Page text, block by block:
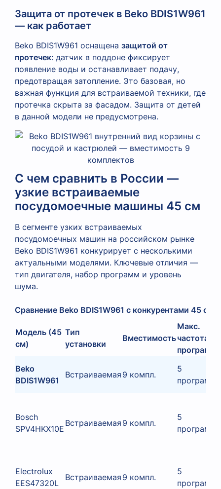
Защита от протечек в Beko BDIS1W961
— как работает
Beko BDIS1W961 оснащена защитой от
протечек: датчик в поддоне фиксирует
появление воды и останавливает подачу,
предотвращая затопление. Это базовая, но
важная функция для встраиваемой техники, где
протечка скрыта за фасадом. Защита от детей
в данной модели не предусмотрена.
С чем сравнить в России —
узкие встраиваемые
посудомоечные машины 45 см
В сегменте узких встраиваемых
посудомоечных машин на российском рынке
Beko BDIS1W961 конкурирует с несколькими
актуальными моделями. Ключевые отличия —
тип двигателя, набор программ и уровень
шума.
Сравнение Beko BDIS1W961 с конкурентами 45
Модель (45
см)
Тип
установки
Вместимость
Макс.
частота /
программ
Beko
BDIS1W961
Встраиваемая 9 компл.
5
программ
Bosch
SPV4HKX10E
Встраиваемая 9 компл.
5
программ
Electrolux
EES47320L
Встраиваемая 9 компл.
5
программ